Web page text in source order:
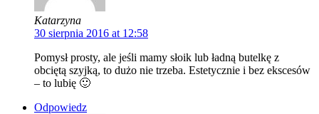
Katarzyna
30 sierpnia 2016 at 12:58
Pomysł prosty, ale jeśli mamy słoik lub ładną butelkę z
obciętą szyjką, to dużo nie trzeba. Estetycznie i bez ekscesów
– to lubię 🙂
Odpowiedz